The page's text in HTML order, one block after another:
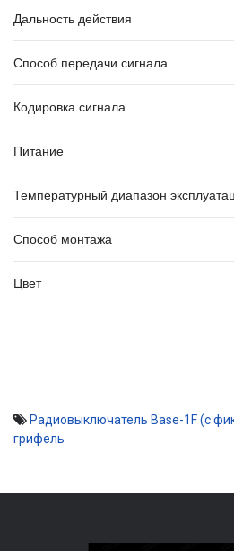
Дальность действия
Способ передачи сигнала
Кодировка сигнала
Питание
Температурный диапазон
Способ монтажа
Цвет
Радиовыключатель Base-1F (c
грифель